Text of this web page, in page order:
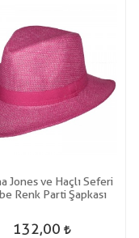
Jones ve Haçlı Seferi
Renk Parti Şapkası
132,00